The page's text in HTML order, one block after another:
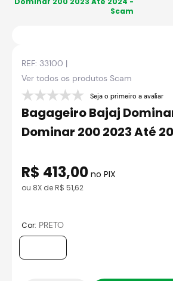
5º jaqueta
6 º bau
7º axxis fenix
8º capacete aberto
10º race tech
Scam
REF: 33100 |
Ver todos os produtos Scam
Seja o primeiro a avaliar
Bagageiro Bajaj
Dominar 200 2023 Até
R$ 413,00 no PIX
ou 8X deR$ 51,62
Cor: PRETO